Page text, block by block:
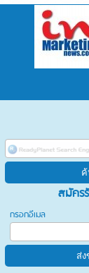
สมัคร
กรอกอีเมล